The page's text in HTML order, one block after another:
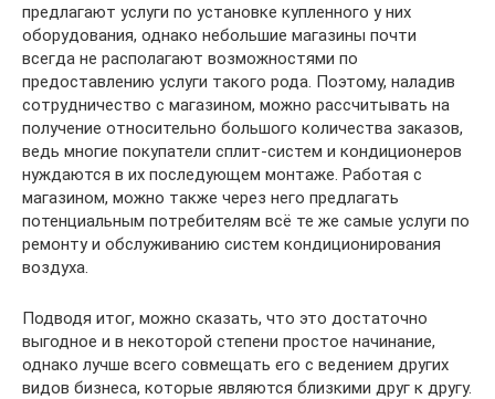
предлагают услуги по установке купленного у них
оборудования, однако небольшие магазины почти
всегда не располагают возможностями по
предоставлению услуги такого рода. Поэтому, наладив
сотрудничество с магазином, можно рассчитывать на
получение относительно большого количества заказов,
ведь многие покупатели сплит-систем и кондиционеров
нуждаются в их последующем монтаже. Работая с
магазином, можно также через него предлагать
потенциальным потребителям всё те же самые услуги по
ремонту и обслуживанию систем кондиционирования
воздуха.
Подводя итог, можно сказать, что это достаточно
выгодное и в некоторой степени простое начинание,
однако лучше всего совмещать его с ведением других
видов бизнеса, которые являются близкими друг к другу.